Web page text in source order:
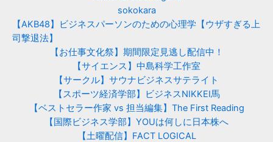
sokokara
【AKB48】ビジネスパーソンのための心理学【ウザすぎる上
司撃退法】
【お仕事文化祭】期間限定見逃し配信中！
【サイエンス】中島科学工作室
【サークル】サウナビジネスサテライト
【スポーツ経済学部】ビジネスNIKKEI馬
【ベストセラー作家 vs 担当編集】The First Reading
【国際ビジネス学部】YOUは何しに日本株へ
【土曜配信】FACT LOGICAL